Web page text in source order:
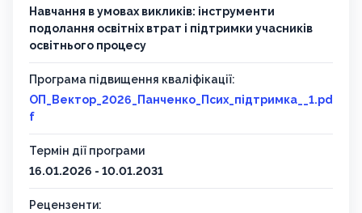
Навчання в умовах викликів: інструменти
подолання освітніх втрат і підтримки учасників
освітнього процесу
Програма підвищення кваліфікації:
ОП_Вектор_2026_Панченко_Псих_підтримка__1.pd
f
Термін дії програми
16.01.2026 - 10.01.2031
Рецензенти: